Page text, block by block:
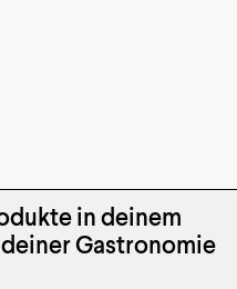
in deinem
deiner Gastronomie